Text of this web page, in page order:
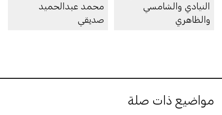
النيادي والشامسي
والظاهري
محمد عبدالحميد
صديقي
مواضيع ذات صلة